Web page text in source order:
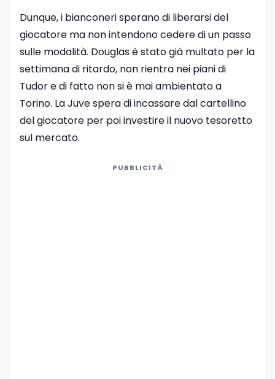
Dunque, i bianconeri sperano di liberarsi del
giocatore ma non intendono cedere di un passo
sulle modalità. Douglas è stato già multato per la
settimana di ritardo, non rientra nei piani di
Tudor e di fatto non si è mai ambientato a
Torino. La Juve spera di incassare dal cartellino
del giocatore per poi investire il nuovo tesoretto
sul mercato.
PUBBLICITÀ